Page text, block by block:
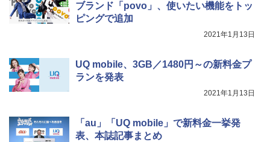
ブランド「povo」、使いたい機能をトッ
ピングで追加
2021年1月13日
UQ mobile、3GB／1480円～の新料金プ
ランを発表
2021年1月13日
「au」「UQ mobile」で新料金一挙発
表、本誌記事まとめ